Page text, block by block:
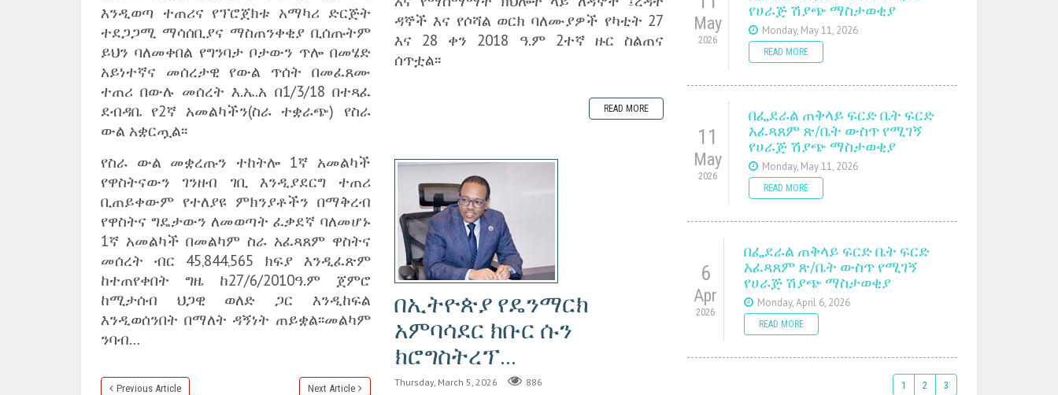
እንዲወጣ ተጠሪና የፕሮጀክቱ አማካሪ ድርጅት
ተደጋጋሚ ማሳሰቢያና ማስጠንቀቂያ ቢሰጡትም
ይህን ባለመቀበል የግንባታ ቦታውን ጥሎ በመሄድ
አይነተኛና መሰረታዊ የውል ጥሰት በመፈጸሙ
ተጠሪ በውሉ መሰረት እ.ኤ.አ በ1/3/18 በተጻፈ
ደብዳቤ የ2ኛ አመልካችን(ስራ ተቋራጭ) የስራ
ውል አቋርጧል፡፡
የስራ ውል መቋረጡን ተከትሎ 1ኛ አመልካች
የዋስትናውን ገንዘብ ገቢ እንዲያደርግ ተጠሪ
ቢጠይቀውም የተለያዩ ምክንያቶችን በማቅረብ
የዋስትና ግዴታውን ለመወጣት ፈቃደኛ ባለመሆኑ
1ኛ አመልካች በመልካም ስራ አፈጻጸም ዋስትና
መሰረት ብር 45‚844‚565 ክፍያ እንዲፈጽም
ከተጠየቀበት ግዜ ከ27/6/2010ዓ.ም ጀምሮ
ከሚታሰብ ህጋዊ ወለድ ጋር እንዲከፍል
እንዲወሰንበት በማለት ዳኝነት ጠይቋል፡፡መልካም
ንባብ…
Previous Article Next Article
ዳኞች እና የሶሻል ወርክ ባለሙያዎች የካቲት 27
እና 28 ቀን 2018 ዓ.ም 2ተኛ ዙር ስልጠና
ሰጥቷል፡፡
READ MORE
በኢትዮጵያ የዴንማርክ
አምባሳደር ክቡር ሱን
ክሮግስትረፕ...
Thursday, March 5, 2026 886
May
2026
የሀራጅ ሽያጭ ማስታወቂያ
Monday, May 11, 2026
READ MORE
11
May
2026
በፌደራል ጠቅላይ ፍርድ ቤት ፍርድ
አፈጻጸም ጽ/ቤት ውስጥ የሚገኝ
የሀራጅ ሽያጭ ማስታወቂያ
Monday, May 11, 2026
READ MORE
6
Apr
2026
በፌደራል ጠቅላይ ፍርድ ቤት ፍርድ
አፈጻጸም ጽ/ቤት ውስጥ የሚገኝ
የሀራጅ ሽያጭ ማስታወቂያ
Monday, April 6, 2026
READ MORE
1 2 3